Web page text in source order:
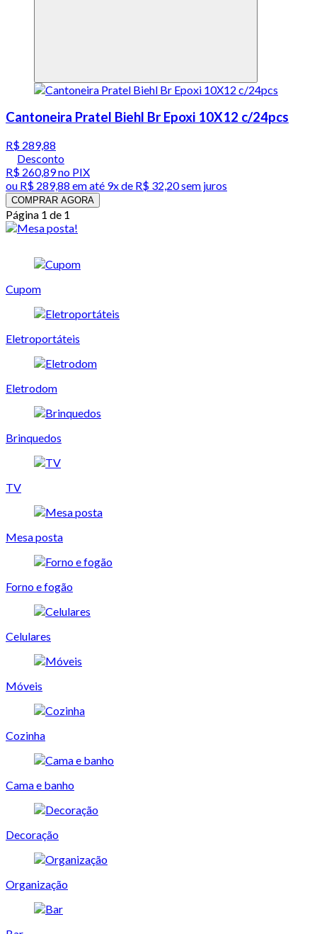
Cantoneira Pratel Biehl Br Epoxi 10X12 c/24pcs
R$ 289,88
Desconto
R$ 260,89no PIX
ou R$ 289,88 em até 9x de R$ 32,20 sem juros
COMPRAR AGORA
Página 1 de 1
Cupom
Eletroportáteis
Eletrodom
Brinquedos
TV
Mesa posta
Forno e fogão
Celulares
Móveis
Cozinha
Cama e banho
Decoração
Organização